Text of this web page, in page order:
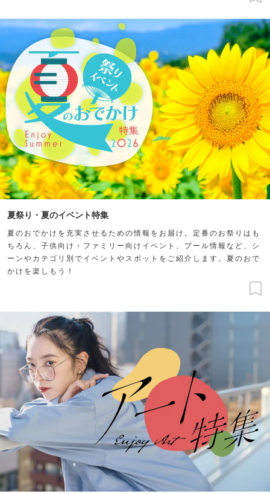
夏祭り・夏のイベント特集
夏のおでかけを充実させるための情報をお届け。定番のお祭りはも
ちろん、子供向け・ファミリー向けイベント、プール情報など、シ
ーンやカテゴリ別でイベントやスポットをご紹介します。夏のおで
かけを楽しもう！